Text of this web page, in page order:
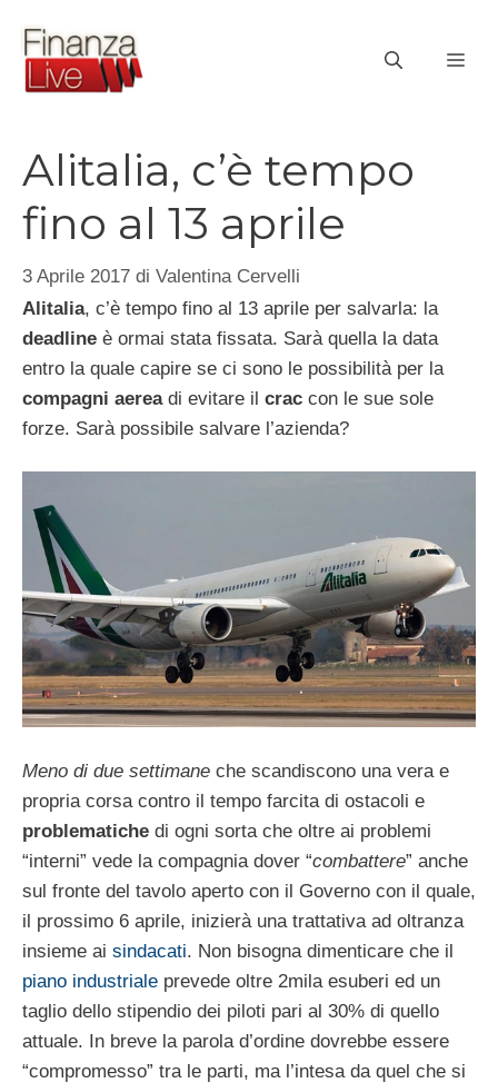
contenuto
Alitalia, c’è tempo
fino al 13 aprile
3 Aprile 2017 di Valentina Cervelli
Alitalia, c’è tempo fino al 13 aprile per salvarla: la
deadline è ormai stata fissata. Sarà quella la data
entro la quale capire se ci sono le possibilità per la
compagni aereadi evitare il crac con le sue sole
forze. Sarà possibile salvare l’azienda?
Meno di due settimane che scandiscono una vera e
propria corsa contro il tempo farcita di ostacoli e
problematiche di ogni sorta che oltre ai problemi
“interni” vede la compagnia dover “combattere” anche
sul fronte del tavolo aperto con il Governo con il quale,
il prossimo 6 aprile, inizierà una trattativa ad oltranza
insieme ai sindacati. Non bisogna dimenticare che il
piano industriale prevede oltre 2mila esuberi ed un
taglio dello stipendio dei piloti pari al 30% di quello
attuale. In breve la parola d’ordine dovrebbe essere
“compromesso” tra le parti, ma l’intesa da quel che si